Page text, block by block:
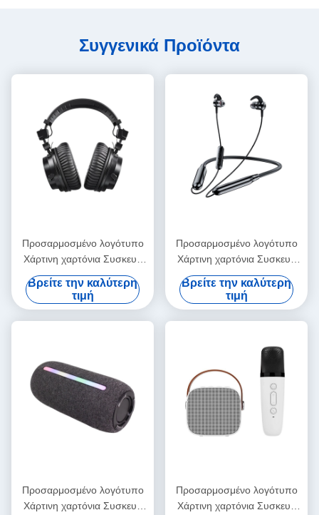
Συγγενικά Προϊόντα
Προσαρμοσμένο λογότυπο
Χάρτινη χαρτόνια Συσκευή
Διπλώσιμο λευκό / μαύρο /
ροζ χρυσό πολυτελές
μαγνητικό κουτί δώρων με
κλείσιμο με κορδέλα
Βρείτε την καλύτερη
τιμή
Προσαρμοσμένο λογότυπο
Χάρτινη χαρτόνια Συσκευή
Διπλώσιμο λευκό / μαύρο /
ροζ χρυσό πολυτελές
μαγνητικό κουτί δώρων με
κλείσιμο με κορδέλα
Βρείτε την καλύτερη
τιμή
Προσαρμοσμένο λογότυπο
Χάρτινη χαρτόνια Συσκευή
Προσαρμοσμένο λογότυπο
Χάρτινη χαρτόνια Συσκευή